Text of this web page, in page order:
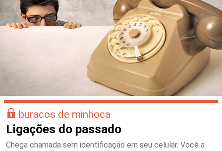
buracos de minhoca
Ligações do passado
Chega chamada sem identificação em seu celular. Você a